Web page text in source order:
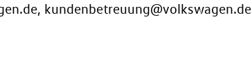
kundenbetreuung@volkswagen.de